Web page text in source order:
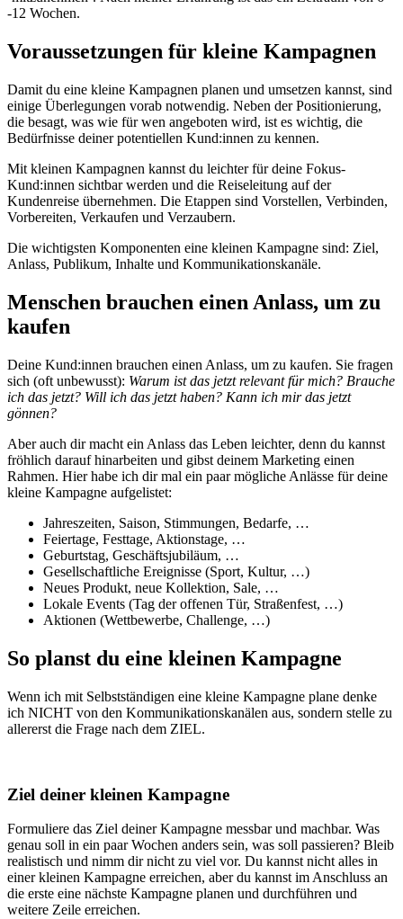
-12 Wochen.
Voraussetzungen für kleine Kampagnen
Damit du eine kleine Kampagnen planen und umsetzen kannst, sind
einige Überlegungen vorab notwendig. Neben der Positionierung,
die besagt, was wie für wen angeboten wird, ist es wichtig, die
Bedürfnisse deiner potentiellen Kund:innen zu kennen.
Mit kleinen Kampagnen kannst du leichter für deine Fokus-
Kund:innen sichtbar werden und die Reiseleitung auf der
Kundenreise übernehmen. Die Etappen sind Vorstellen, Verbinden,
Vorbereiten, Verkaufen und Verzaubern.
Die wichtigsten Komponenten eine kleinen Kampagne sind: Ziel,
Anlass, Publikum, Inhalte und Kommunikationskanäle.
Menschen brauchen einen Anlass, um zu
kaufen
Deine Kund:innen brauchen einen Anlass, um zu kaufen. Sie fragen
sich (oft unbewusst): Warum ist das jetzt relevant für mich? Brauche
ich das jetzt? Will ich das jetzt haben? Kann ich mir das jetzt
gönnen?
Aber auch dir macht ein Anlass das Leben leichter, denn du kannst
fröhlich darauf hinarbeiten und gibst deinem Marketing einen
Rahmen. Hier habe ich dir mal ein paar mögliche Anlässe für deine
kleine Kampagne aufgelistet:
Jahreszeiten, Saison, Stimmungen, Bedarfe, …
Feiertage, Festtage, Aktionstage, …
Geburtstag, Geschäftsjubiläum, …
Gesellschaftliche Ereignisse (Sport, Kultur, …)
Neues Produkt, neue Kollektion, Sale, …
Lokale Events (Tag der offenen Tür, Straßenfest, …)
Aktionen (Wettbewerbe, Challenge, …)
So planst du eine kleinen Kampagne
Wenn ich mit Selbstständigen eine kleine Kampagne plane denke
ich NICHT von den Kommunikationskanälen aus, sondern stelle zu
allererst die Frage nach dem ZIEL.
Ziel deiner kleinen Kampagne
Formuliere das Ziel deiner Kampagne messbar und machbar. Was
genau soll in ein paar Wochen anders sein, was soll passieren? Bleib
realistisch und nimm dir nicht zu viel vor. Du kannst nicht alles in
einer kleinen Kampagne erreichen, aber du kannst im Anschluss an
die erste eine nächste Kampagne planen und durchführen und
weitere Zeile erreichen.